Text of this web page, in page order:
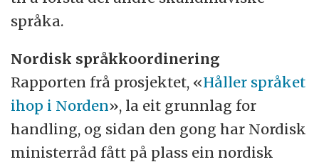
språka.
Nordisk språkkoordinering
Rapporten frå prosjektet, «Håller språket
ihop i Norden», la eit grunnlag for
handling, og sidan den gong har Nordisk
ministerråd fått på plass ein nordisk